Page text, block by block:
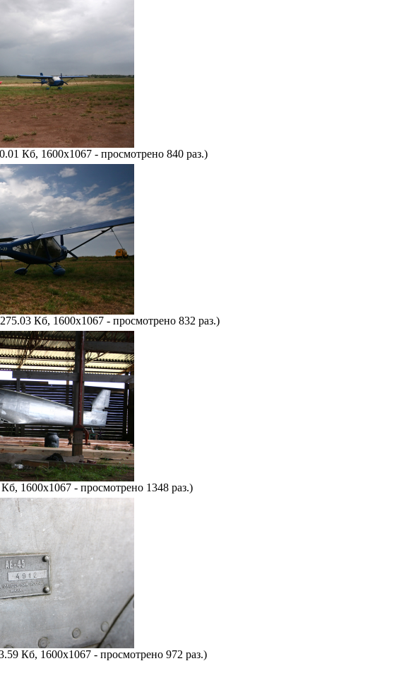
Кб, 1600x1067 - просмотрено 840 раз.)
Кб, 1600x1067 - просмотрено 832 раз.)
1600x1067 - просмотрено 1348 раз.)
Кб, 1600x1067 - просмотрено 972 раз.)